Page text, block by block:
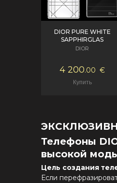
DIOR PURE WHITE
SAPPHIRGLAS
DIOR
4 200.00 €
Телефоны
высокой
Цель создания
Если